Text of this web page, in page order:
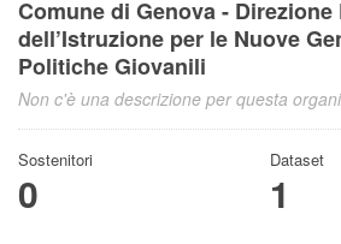
Comune di Genova -
dell’Istruzione per le Nuove
Politiche Giovanili
Non c'è una descrizione per questa
Sostenitori
0
Dataset
1